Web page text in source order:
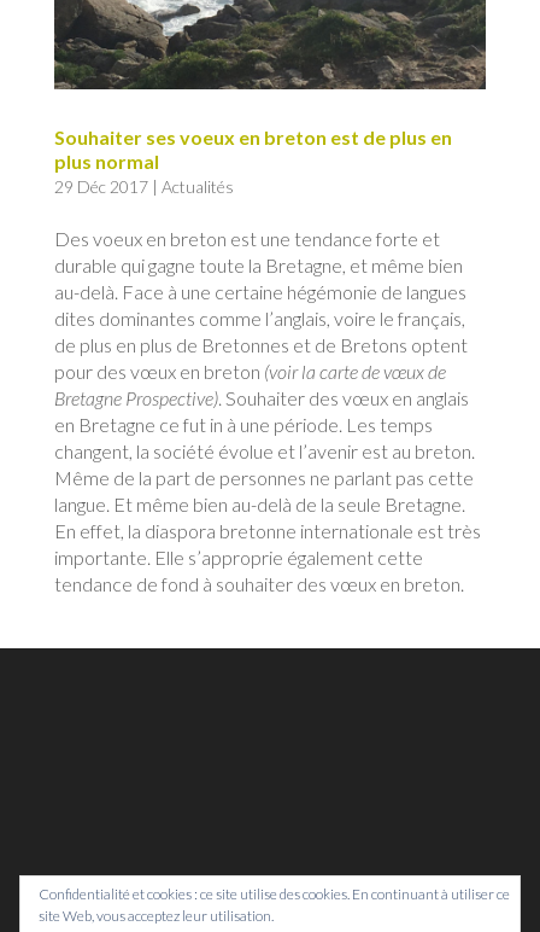
Souhaiter ses voeux en breton est de plus en
plus normal
29 Déc 2017| Actualités
Des voeux en breton est une tendance forte et
durable qui gagne toute la Bretagne, et même bien
au-delà. Face à une certaine hégémonie de langues
dites dominantes comme l’anglais, voire le français,
de plus en plus de Bretonnes et de Bretons optent
pour des vœux en breton (voir la carte de vœux de
Bretagne Prospective). Souhaiter des vœux en anglais
en Bretagne ce fut in à une période. Les temps
changent, la société évolue et l’avenir est au breton.
Même de la part de personnes ne parlant pas cette
langue. Et même bien au-delà de la seule Bretagne.
En effet, la diaspora bretonne internationale est très
importante. Elle s’approprie également cette
tendance de fond à souhaiter des vœux en breton.
Confidentialité et cookies : ce site utilise des cookies. En continuant à utiliser ce
site Web, vous acceptez leur utilisation.